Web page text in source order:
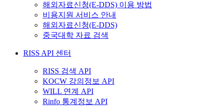
해외자료신청(E-DDS) 이용 방법
비용지원 서비스 안내
해외자료신청(E-DDS)
중국대학 자료 검색
RISS API 센터
RISS 검색 API
KOCW 강의정보 API
WILL 연계 API
Rinfo 통계정보 API